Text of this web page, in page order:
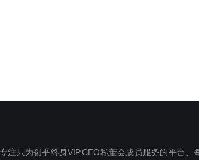
注只为创乎终身VIP,CEO私董会成员服务的平台